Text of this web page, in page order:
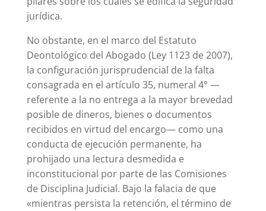
jurídica.
No obstante, en el marco del Estatuto
Deontológico del Abogado (Ley 1123 de 2007),
la configuración jurisprudencial de la falta
consagrada en el artículo 35, numeral 4° —
referente a la no entrega a la mayor brevedad
posible de dineros, bienes o documentos
recibidos en virtud del encargo— como una
conducta de ejecución permanente, ha
prohijado una lectura desmedida e
inconstitucional por parte de las Comisiones
de Disciplina Judicial. Bajo la falacia de que
«mientras persista la retención, el término de